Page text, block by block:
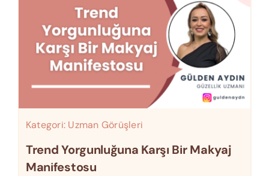
Kategori: Uzman Görüşleri
Trend Yorgunluğuna Karşı Bir Makyaj
Manifestosu